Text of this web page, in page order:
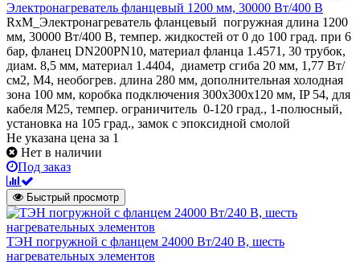
Электронагреватель фланцевый 1200 мм, 30000 Вт/400 В
RxM_Электронагреватель фланцевый погружная длина 1200
мм, 30000 Вт/400 В, темпер. жидкостей от 0 до 100 град. при 6
бар, фланец DN200PN10, материал фланца 1.4571, 30 трубок,
диам. 8,5 мм, материал 1.4404, диаметр сгиба 20 мм, 1,77 Вт/
см2, М4, необогрев. длина 280 мм, дополнительная холодная
зона 100 мм, коробка подключения 300х300х120 мм, IP 54, для
кабеля М25, темпер. ограничитель 0-120 град., 1-полюсный,
установка на 105 град., замок с эпоксидной смолой
Не указана цена за 1
Нет в наличии
Под заказ
Быстрый просмотр
ТЭН погружной с фланцем 24000 Вт/240 В, шесть
нагревательных элементов